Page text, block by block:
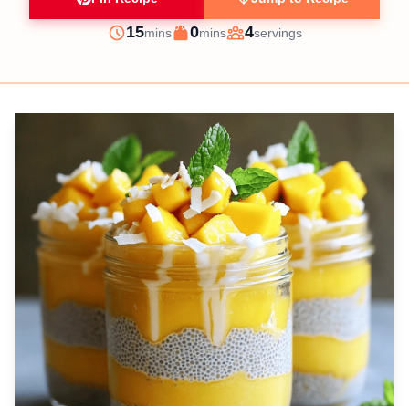
Prep
15minutes
mins
Cook
0minutes
mins
Servings
4servings